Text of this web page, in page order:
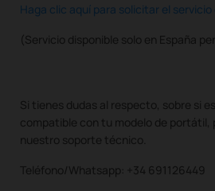
Haga clic aquí para solicitar el
(Servicio disponible solo en España
Si tienes dudas al respecto, sobre si
compatible con tu modelo de
nuestro soporte técnico.
Teléfono/Whatsapp: +34 691126449